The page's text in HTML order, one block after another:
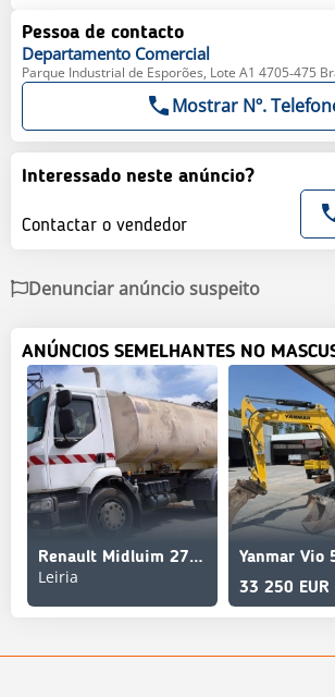
Pessoa de contacto
Departamento Comercial
Parque Industrial de Esporões, Lote A1 4705‐475
Mostrar Nº.
Interessado neste anúncio?
Contactar o vendedor
Denunciar anúncio suspeito
ANÚNCIOS SEMELHANTES NO
Renault Midluim 270 DXI
Leiria
Yanmar Vio
33 250 EUR